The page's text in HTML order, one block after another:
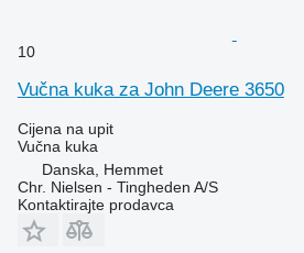
10
Vučna kuka za John Deere 3650
Cijena na upit
Vučna kuka
Danska, Hemmet
Chr. Nielsen - Tingheden A/S
Kontaktirajte prodavca